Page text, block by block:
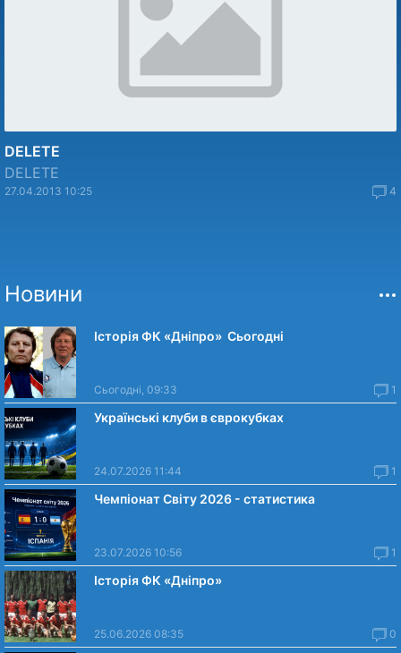
DELETE
DELETE
27.04.2013 10:25 4
Новини
Історія ФК «Дніпро» Сьогодні
Сьогодні, 09:33 1
Українські клуби в єврокубках
24.07.2026 11:44 1
Чемпіонат Світу 2026 - статистика
23.07.2026 10:56 1
Історія ФК «Дніпро»
25.06.2026 08:35 0